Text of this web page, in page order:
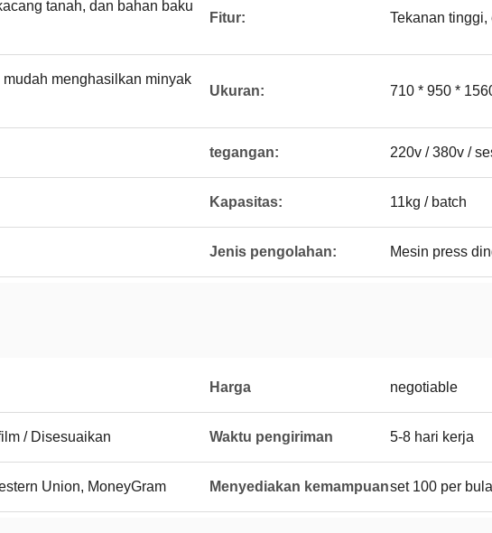
tanah, dan bahan baku
Fitur: Tekanan
menghasilkan minyak
Ukuran: 710 * 950 *
tegangan: 220v / 380v /
Kapasitas: 11kg / batch
Jenis pengolahan: Mesin press
Harga negotiable
/ Disesuaikan Waktu pengiriman 5-8 hari kerja
Union, MoneyGram Menyediakan kemampuanset 100 per